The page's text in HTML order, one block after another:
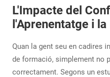
L'Impacte del
l'Aprenentatge i
Quan la gent seu en cadires
de formació, simplement no
correctament. Segons un